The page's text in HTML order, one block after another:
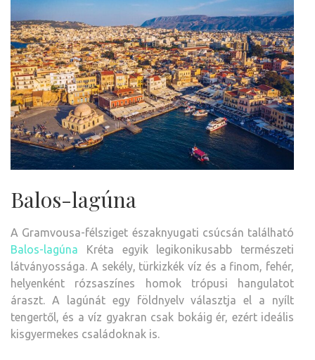
Balos-lagúna
A Gramvousa-félsziget északnyugati csúcsán található
Balos-lagúna Kréta egyik legikonikusabb természeti
látványossága. A sekély, türkizkék víz és a finom, fehér,
helyenként rózsaszínes homok trópusi hangulatot
áraszt. A lagúnát egy földnyelv választja el a nyílt
tengertől, és a víz gyakran csak bokáig ér, ezért ideális
kisgyermekes családoknak is.